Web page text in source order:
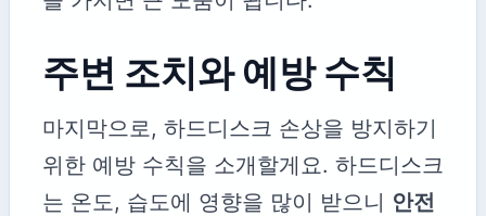
주변 조치와 예방 수칙
마지막으로, 하드디스크 손상을 방지하기
위한 예방 수칙을 소개할게요. 하드디스크
는 온도, 습도에 영향을 많이 받으니 안전